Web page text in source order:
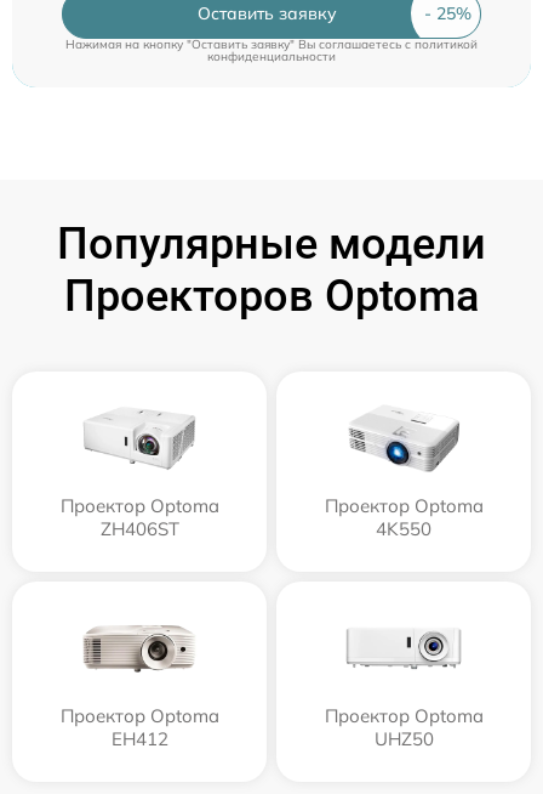
Оставить заявку
Нажимая на кнопку "Оставить заявку" Вы соглашаетесь cполитикой
конфиденциальности
Популярные модели
Проекторов Optoma
Проектор Optoma
ZH406ST
Проектор Optoma
4K550
Проектор Optoma
EH412
Проектор Optoma
UHZ50